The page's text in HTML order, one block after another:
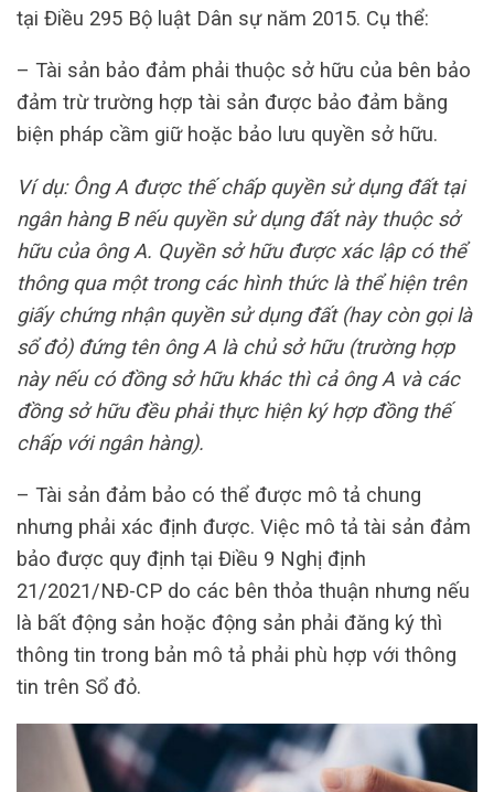
tại Điều 295 Bộ luật Dân sự năm 2015. Cụ thể:
– Tài sản bảo đảm phải thuộc sở hữu của bên bảo
đảm trừ trường hợp tài sản được bảo đảm bằng
biện pháp cầm giữ hoặc bảo lưu quyền sở hữu.
Ví dụ: Ông A được thế chấp quyền sử dụng đất tại
ngân hàng B nếu quyền sử dụng đất này thuộc sở
hữu của ông A. Quyền sở hữu được xác lập có thể
thông qua một trong các hình thức là thể hiện trên
giấy chứng nhận quyền sử dụng đất (hay còn gọi là
sổ đỏ) đứng tên ông A là chủ sở hữu (trường hợp
này nếu có đồng sở hữu khác thì cả ông A và các
đồng sở hữu đều phải thực hiện ký hợp đồng thế
chấp với ngân hàng).
– Tài sản đảm bảo có thể được mô tả chung
nhưng phải xác định được. Việc mô tả tài sản đảm
bảo được quy định tại Điều 9 Nghị định
21/2021/NĐ-CP do các bên thỏa thuận nhưng nếu
là bất động sản hoặc động sản phải đăng ký thì
thông tin trong bản mô tả phải phù hợp với thông
tin trên Sổ đỏ.